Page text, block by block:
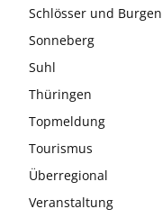
Schlösser und Burgen
Sonneberg
Suhl
Thüringen
Topmeldung
Tourismus
Überregional
Veranstaltung